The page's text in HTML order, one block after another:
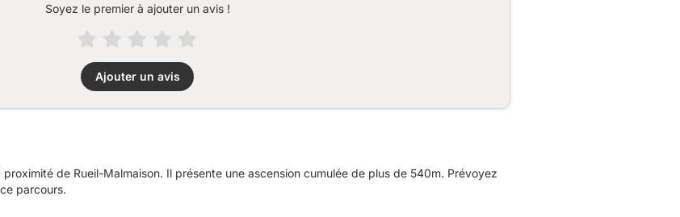
Soyez le premier à ajouter un avis !
Ajouter un avis
de Rueil-Malmaison. Il présente une ascension cumulée de plus de 540m. Prévoyez
parcours.